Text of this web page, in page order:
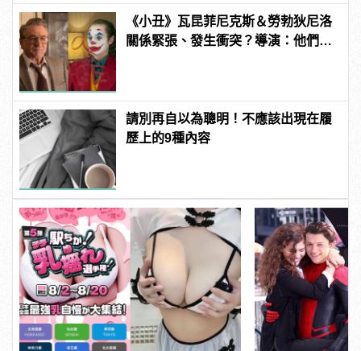
《小丑》瓦昆菲尼克斯＆勞勃狄尼洛
關係緊張、發生衝突？導演：他們在
請別再自以為聰明！不應該出現在履
歷上的9種內容